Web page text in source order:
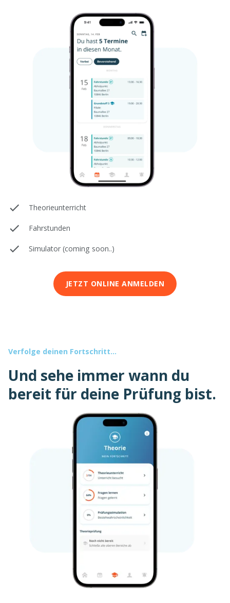
Theorieunterricht
Fahrstunden
Simulator (coming soon..)
JETZT ONLINE ANMELDEN
Verfolge deinen Fortschritt...
Und sehe immer wann du
bereit für deine Prüfung bist.